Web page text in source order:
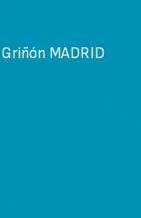
MADRID